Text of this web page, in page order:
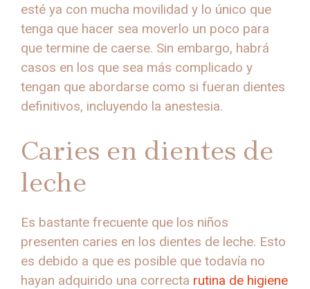
esté ya con mucha movilidad y lo único que
tenga que hacer sea moverlo un poco para
que termine de caerse. Sin embargo, habrá
casos en los que sea más complicado y
tengan que abordarse como si fueran dientes
definitivos, incluyendo la anestesia.
Caries en dientes de
leche
Es bastante frecuente que los niños
presenten caries en los dientes de leche. Esto
es debido a que es posible que todavía no
hayan adquirido una correcta rutina de higiene